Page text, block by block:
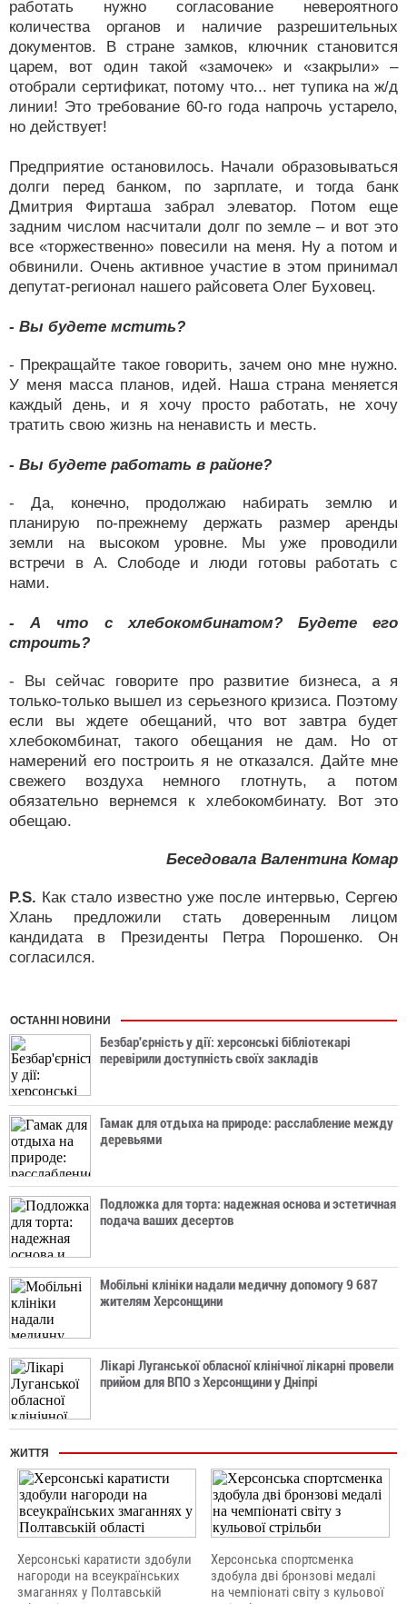
работать нужно согласование невероятного
количества органов и наличие разрешительных
документов. В стране замков, ключник становится
царем, вот один такой «замочек» и «закрыли» –
отобрали сертификат, потому что... нет тупика на ж/д
линии! Это требование 60-го года напрочь устарело,
но действует!
Предприятие остановилось. Начали образовываться
долги перед банком, по зарплате, и тогда банк
Дмитрия Фирташа забрал элеватор. Потом еще
задним числом насчитали долг по земле – и вот это
все «торжественно» повесили на меня. Ну а потом и
обвинили. Очень активное участие в этом принимал
депутат-регионал нашего райсовета Олег Буховец.
- Вы будете мстить?
- Прекращайте такое говорить, зачем оно мне нужно.
У меня масса планов, идей. Наша страна меняется
каждый день, и я хочу просто работать, не хочу
тратить свою жизнь на ненависть и месть.
- Вы будете работать в районе?
- Да, конечно, продолжаю набирать землю и
планирую по-прежнему держать размер аренды
земли на высоком уровне. Мы уже проводили
встречи в А. Слободе и люди готовы работать с
нами.
- А что с хлебокомбинатом? Будете его
строить?
- Вы сейчас говорите про развитие бизнеса, а я
только-только вышел из серьезного кризиса. Поэтому
если вы ждете обещаний, что вот завтра будет
хлебокомбинат, такого обещания не дам. Но от
намерений его построить я не отказался. Дайте мне
свежего воздуха немного глотнуть, а потом
обязательно вернемся к хлебокомбинату. Вот это
обещаю.
Беседовала Валентина Комар
P.S. Как стало известно уже после интервью, Сергею
Хлань предложили стать доверенным лицом
кандидата в Президенты Петра Порошенко. Он
согласился.
ОСТАННІ НОВИНИ
Безбар'єрність у дії: херсонські бібліотекарі
перевірили доступність своїх закладів
Гамак для отдыха на природе: расслабление между
деревьями
Подложка для торта: надежная основа и эстетичная
подача ваших десертов
Мобільні клініки надали медичну допомогу 9 687
жителям Херсонщини
Лікарі Луганської обласної клінічної лікарні провели
прийом для ВПО з Херсонщини у Дніпрі
ЖИТТЯ
Херсонські каратисти здобули
нагороди на всеукраїнських
змаганнях у Полтавській
Херсонська спортсменка
здобула дві бронзові медалі
на чемпіонаті світу з кульової